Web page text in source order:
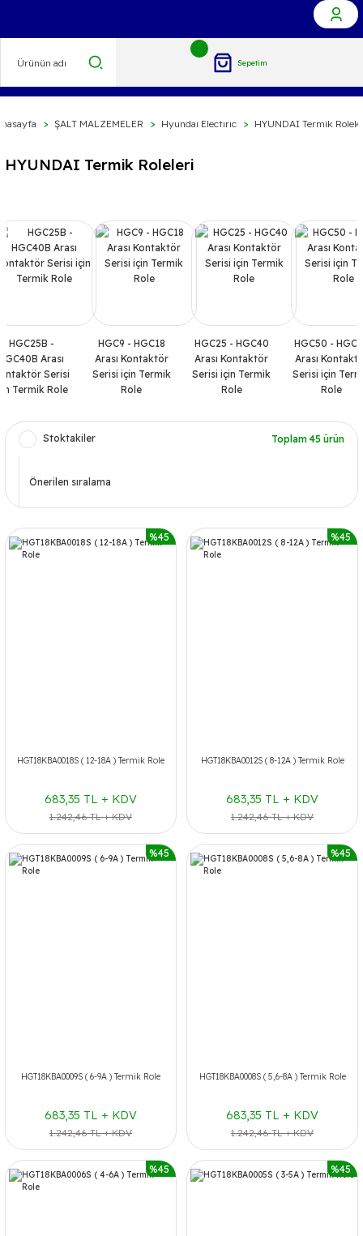
Sepetim
ŞALT MALZEMELER Hyundaı Electırıc HYUNDAI Termik
HYUNDAI Termik Roleleri
HGC25B -
Arası
Serisi
Termik Role
HGC9 - HGC18
Arası Kontaktör
Serisi için Termik
Role
HGC25 - HGC40
Arası Kontaktör
Serisi için Termik
Role
HGC50 -
Arası
Serisi için
Role
Stoktakiler Toplam 45 ürün
%45
HGT18KBA0018S ( 12-18A ) Termik Role
683,35 TL + KDV
1.242,46 TL + KDV
%45
HGT18KBA0012S ( 8-12A ) Termik Role
683,35 TL + KDV
1.242,46 TL + KDV
%45
HGT18KBA0009S ( 6-9A ) Termik Role
683,35 TL + KDV
1.242,46 TL + KDV
%45
HGT18KBA0008S ( 5,6-8A ) Termik Role
683,35 TL + KDV
1.242,46 TL + KDV
%45 %45